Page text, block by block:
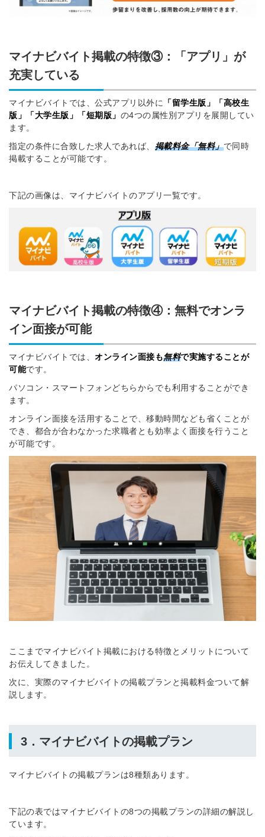
マイナビバイト掲載の特徴③：「アプリ」が
充実している
マイナビバイトでは、公式アプリ以外に
「留学生版」「高校生
版」「大学生版」「短期版」 の4つの属性別アプリを展開してい
ます。
指定の条件に合致した求人であれば、 掲載料金「無料」で同時
掲載することが可能です。
下記の画像は、マイナビバイトのアプリ一覧です。
マイナビバイト掲載の特徴④：無料でオンラ
イン面接が可能
マイナビバイトでは、 オンライン面接も無料で実施することが
可能です。
パソコン・スマートフォンどちらからでも利用することができ
ます。
オンライン面接を活用することで、移動時間なども省くことが
でき、都合が合わなかった求職者とも効率よく面接を行うこと
が可能です。
ここまでマイナビバイト掲載における特徴とメリットについて
お伝えしてきました。
次に、実際のマイナビバイトの掲載プランと掲載料金ついて解
説します。
3．マイナビバイトの掲載プラン
マイナビバイトの掲載プランは8種類あります。
下記の表ではマイナビバイトの8つの掲載プランの詳細の解説し
ています。